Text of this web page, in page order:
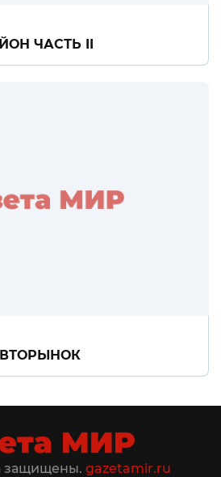
ЧАСТЬ II
защищены. gazetamir.ru